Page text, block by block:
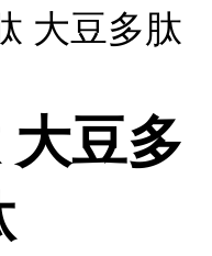
大豆多肽
豆多